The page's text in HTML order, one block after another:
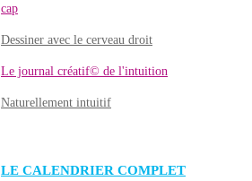
cap
Dessiner avec le cerveau droit
Le journal créatif© de l'intuition
Naturellement intuitif
LE CALENDRIER COMPLET